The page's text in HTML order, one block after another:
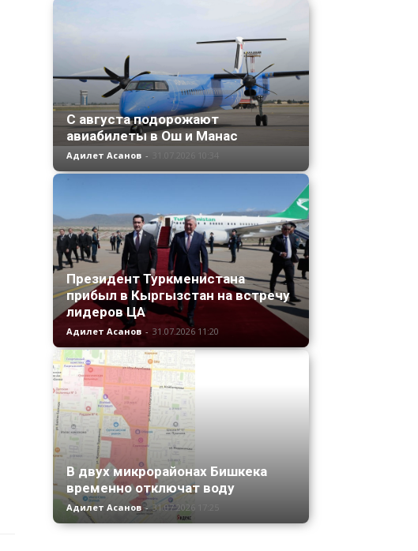
С августа подорожают
авиабилеты в Ош и Манас
Адилет Асанов - 31.07.2026 10:34
Президент Туркменистана
прибыл в Кыргызстан на встречу
лидеров ЦА
Адилет Асанов - 31.07.2026 11:20
В двух микрорайонах Бишкека
временно отключат воду
Адилет Асанов - 31.07.2026 17:25